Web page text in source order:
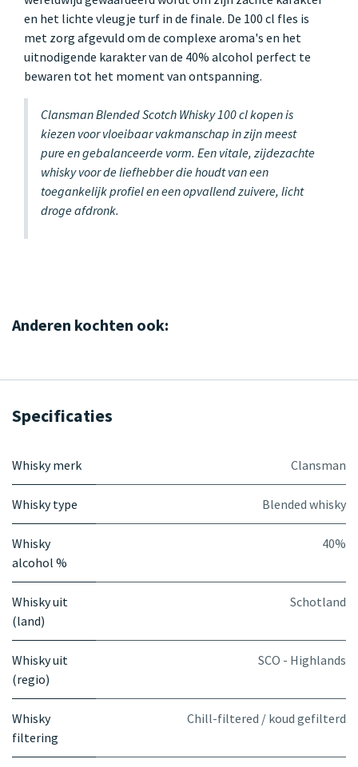
en het lichte vleugje turf in de finale. De 100 cl fles is
met zorg afgevuld om de complexe aroma's en het
uitnodigende karakter van de 40% alcohol perfect te
bewaren tot het moment van ontspanning.
Clansman Blended Scotch Whisky 100 cl kopen is
kiezen voor vloeibaar vakmanschap in zijn meest
pure en gebalanceerde vorm. Een vitale, zijdezachte
whisky voor de liefhebber die houdt van een
toegankelijk profiel en een opvallend zuivere, licht
droge afdronk.
Anderen kochten ook:
Specificaties
Whisky merk Clansman
Whisky type Blended whisky
Whisky
alcohol %
40%
Whisky uit
(land)
Schotland
Whisky uit
(regio)
SCO - Highlands
Whisky
filtering
Chill-filtered / koud gefilterd